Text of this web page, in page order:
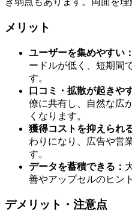
メリット
ユーザーを集めやすい：
ードルが低く、短期間
す。
口コミ・拡散が起きや
僚に共有し、自然な広
くなります。
獲得コストを抑えられ
わりになり、広告や営
す。
データを蓄積できる：
善やアップセルのヒン
デメリット・注意点